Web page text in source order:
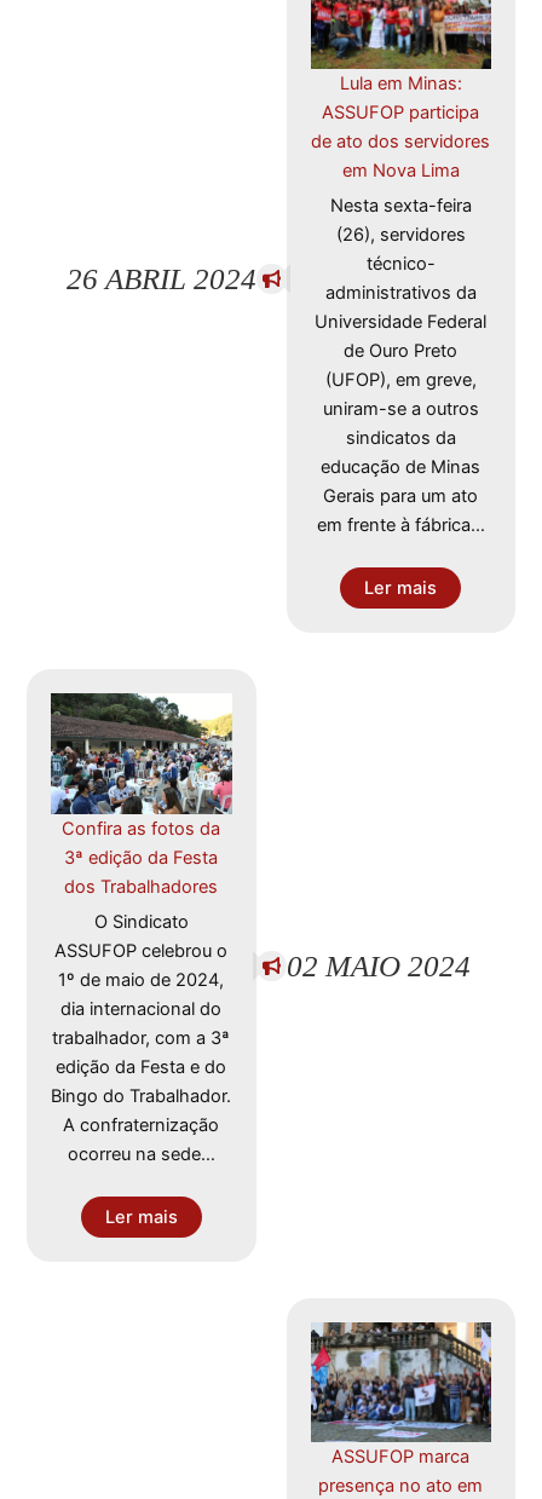
Lula em Minas:
ASSUFOP participa
de ato dos servidores
em Nova Lima
Nesta sexta-feira
(26), servidores
técnico-
administrativos da
Universidade Federal
de Ouro Preto
(UFOP), em greve,
uniram-se a outros
sindicatos da
educação de Minas
Gerais para um ato
em frente à fábrica…
Ler mais
26 ABRIL 2024
Confira as fotos da
3ª edição da Festa
dos Trabalhadores
O Sindicato
ASSUFOP celebrou o
1º de maio de 2024,
dia internacional do
trabalhador, com a 3ª
edição da Festa e do
Bingo do Trabalhador.
A confraternização
ocorreu na sede…
Ler mais
02 MAIO 2024
ASSUFOP marca
presença no ato em